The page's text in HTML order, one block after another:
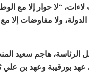
“لا حوار إلا مع
ولا مفاوضات إلا
عام 2017 قبل الرئاسة، هاجم
بورقيبة وعهد بن علي